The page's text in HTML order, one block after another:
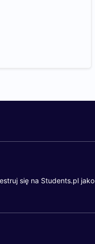
się na Students.pl jako